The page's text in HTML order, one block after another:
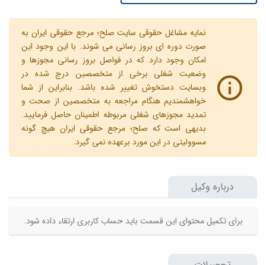
نمایه مشاغل حقوقی سایت صلح؛ مرجع حقوقی ایران به
صورت دوره ای بروز رسانی می شوند. با این وجود این
امکان وجود دارد که در فواصل بروز رسانی مجوزها و
وضعیت شغلی برخی از متخصصین درج شده در
وبسایت دستخوش تغییر شده باشد. بنابراین از شما
خواهشمندیم هنگام مراجعه به متخصصین از صحت و
تمدید مجوزهای شغلی مربوطه اطمینان حاصل فرمایید.
بدیهی است که صلح؛ مرجع حقوقی ایران هیچ گونه
مسوولیتی در این مورد برعهده نمی گیرد.
درباره وکیل
برای تکمیل محتوای این قسمت باید حساب کاربری ارتقاء داده شود.